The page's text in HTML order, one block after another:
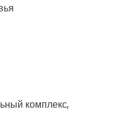
комплекс,